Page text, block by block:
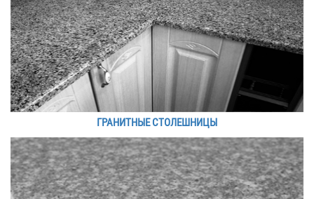
ГРАНИТНЫЕ СТОЛЕШНИЦЫ